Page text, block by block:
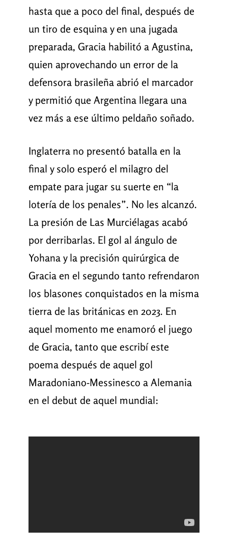
hasta que a poco del final, después de
un tiro de esquina y en una jugada
preparada, Gracia habilitó a Agustina,
quien aprovechando un error de la
defensora brasileña abrió el marcador
y permitió que Argentina llegara una
vez más a ese último peldaño soñado.
Inglaterra no presentó batalla en la
final y solo esperó el milagro del
empate para jugar su suerte en “la
lotería de los penales”. No les alcanzó.
La presión de Las Murciélagas acabó
por derribarlas. El gol al ángulo de
Yohana y la precisión quirúrgica de
Gracia en el segundo tanto refrendaron
los blasones conquistados en la misma
tierra de las británicas en 2023. En
aquel momento me enamoró el juego
de Gracia, tanto que escribí este
poema después de aquel gol
Maradoniano-Messinesco a Alemania
en el debut de aquel mundial: